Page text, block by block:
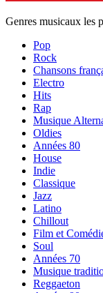
Genres musicaux les
Pop
Rock
Chansons
Electro
Hits
Rap
Musique
Oldies
Années 80
House
Indie
Classique
Jazz
Latino
Chillout
Film et
Soul
Années 70
Musique
Reggaeton